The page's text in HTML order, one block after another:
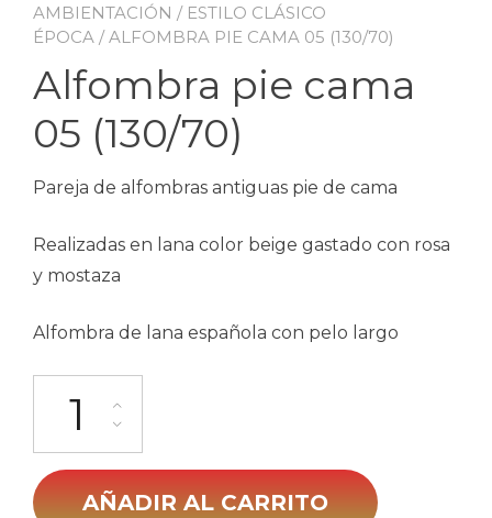
AMBIENTACIÓN / ESTILO CLÁSICO
ÉPOCA / ALFOMBRA PIE CAMA 05 (130/70)
Alfombra pie cama
05 (130/70)
Pareja de alfombras antiguas pie de cama
Realizadas en lana color beige gastado con rosa
y mostaza
Alfombra de lana española con pelo largo
AÑADIR AL CARRITO